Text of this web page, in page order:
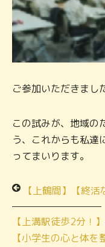
ご参加いただきまし
この試みが、地域の
う、これからも私達
ってまいります。
【上鶴間】【終活なるほど教室】エンディングノートの書き
【上溝駅徒歩2分！
【小学生の心と体